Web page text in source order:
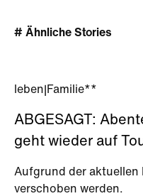
# Ähnliche Stories
leben Familie**
ABGESAGT:
geht wieder auf
Aufgrund der aktuellen
verschoben werden.